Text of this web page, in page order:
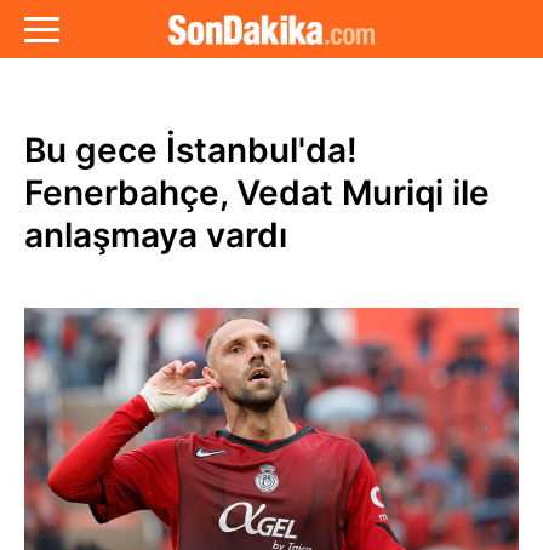
Bu gece İstanbul'da!
Fenerbahçe, Vedat Muriqi ile
anlaşmaya vardı